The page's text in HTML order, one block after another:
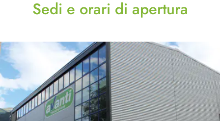
Sedi e orari di apertura